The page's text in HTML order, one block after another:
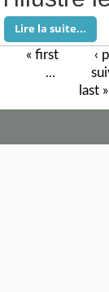
Lire la suite...
Pages« first ‹
…
last »